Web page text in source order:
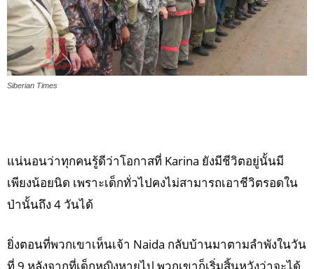
Siberian Times
แน่นอนว่าทุกคนรู้ดีว่าโอกาสที่ Karina ยังมีชีวิตอยู่นั้นมี
เพียงน้อยนิด เพราะเด็กทั่วไปคงไม่สามารถเอาชีวิตรอดใน
ป่านั้นถึง 4 วันได้
ยิ่งตอนที่พวกเขาเห็นเจ้า Naida กลับบ้านมาตามลำพังในวัน
ที่ 9 หลังจากที่เด็กหญิงหายไป พวกเขาก็เริ่มสิ้นหวังว่าจะได้